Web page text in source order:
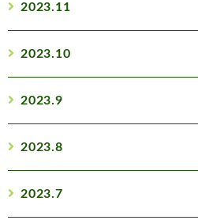
2023.11
2023.10
2023.9
2023.8
2023.7